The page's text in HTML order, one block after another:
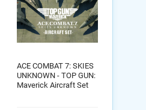
ACE COMBAT 7: SKIES
UNKNOWN - TOP GUN:
Maverick Aircraft Set